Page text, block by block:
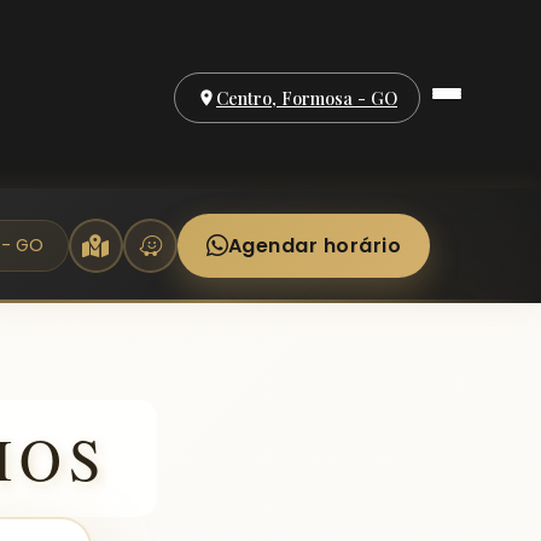
Centro, Formosa - GO
GO Agendar horário